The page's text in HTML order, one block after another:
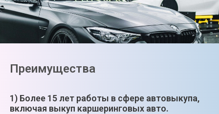
Преимущества
1) Более 15 лет работы в сфере автовыкупа,
включая выкуп каршеринговых авто.